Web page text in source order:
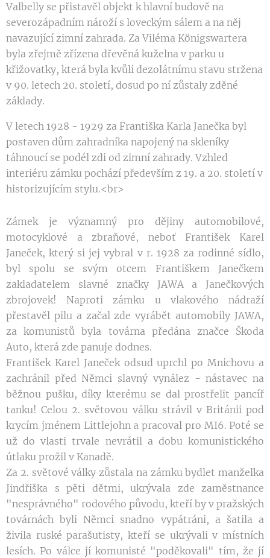
Valbelly se přistavěl objekt k hlavní budově na
severozápadním nároží s loveckým sálem a na něj
navazující zimní zahrada. Za Viléma Königswartera
byla zřejmě zřízena dřevěná kuželna v parku u
křižovatky, která byla kvůli dezolátnímu stavu stržena
v 90. letech 20. století, dosud po ní zůstaly zděné
základy.
V letech 1928 - 1929 za Františka Karla Janečka byl
postaven dům zahradníka napojený na skleníky
táhnoucí se podél zdi od zimní zahrady. Vzhled
interiéru zámku pochází především z 19. a 20. století v
historizujícím stylu.<br>
Zámek je významný pro dějiny automobilové,
motocyklové a zbraňové, neboť František Karel
Janeček, který si jej vybral v r. 1928 za rodinné sídlo,
byl spolu se svým otcem Františkem Janečkem
zakladatelem slavné značky JAWA a Janečkových
zbrojovek! Naproti zámku u vlakového nádraží
přestavěl pilu a začal zde vyrábět automobily JAWA,
za komunistů byla továrna předána značce Škoda
Auto, která zde panuje dodnes.
František Karel Janeček odsud uprchl po Mnichovu a
zachránil před Němci slavný vynález - nástavec na
běžnou pušku, díky kterému se dal prostřelit pancíř
tanku! Celou 2. světovou válku strávil v Británii pod
krycím jménem Littlejohn a pracoval pro MI6. Poté se
už do vlasti trvale nevrátil a dobu komunistického
útlaku prožil v Kanadě.
Za 2. světové války zůstala na zámku bydlet manželka
Jindřiška s pěti dětmi, ukrývala zde zaměstnance
"nesprávného" rodového původu, kteří by v pražských
továrnách byli Němci snadno vypátráni, a šatila a
živila ruské parašutisty, kteří se ukrývali v místních
lesích. Po válce jí komunisté "poděkovali" tím, že jí